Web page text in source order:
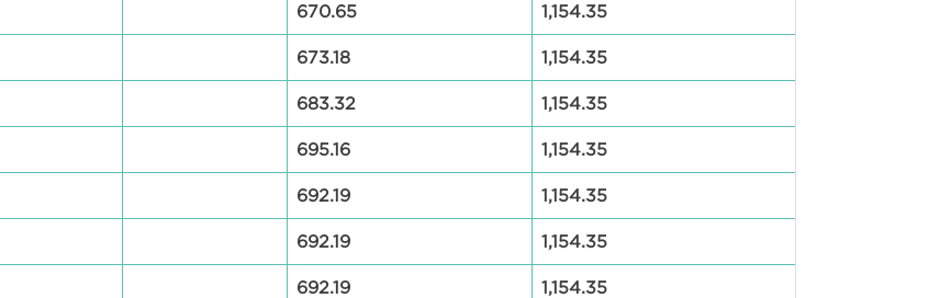
670.65 1,154.35
673.18 1,154.35
683.32 1,154.35
695.16 1,154.35
692.19 1,154.35
692.19 1,154.35
692.19 1,154.35